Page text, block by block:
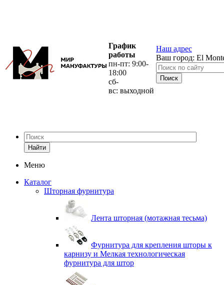
График
работы
пн-пт: 9:00-
18:00
сб-
вс: выходной
Наш адрес
Ваш город: El
Найти
Меню
Каталог
Шторная фурнитура
Лента шторная (мотажная тесьма)
Фурнитура для крепления шторы к
карнизу и Мелкая технологическая
фурнитура для штор